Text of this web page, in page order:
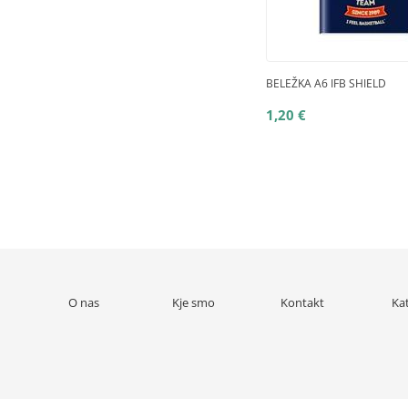
BELEŽKA A6 IFB SHIELD
1,20 €
O nas Kje smo Kontakt